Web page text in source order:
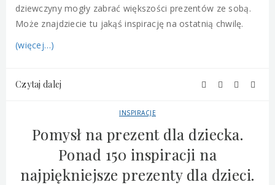
dziewczyny mogły zabrać większości prezentów ze sobą.
Może znajdziecie tu jakąś inspirację na ostatnią chwilę.
(więcej…)
Czytaj dalej
INSPIRACJE
Pomysł na prezent dla dziecka.
Ponad 150 inspiracji na
najpiękniejsze prezenty dla dzieci.